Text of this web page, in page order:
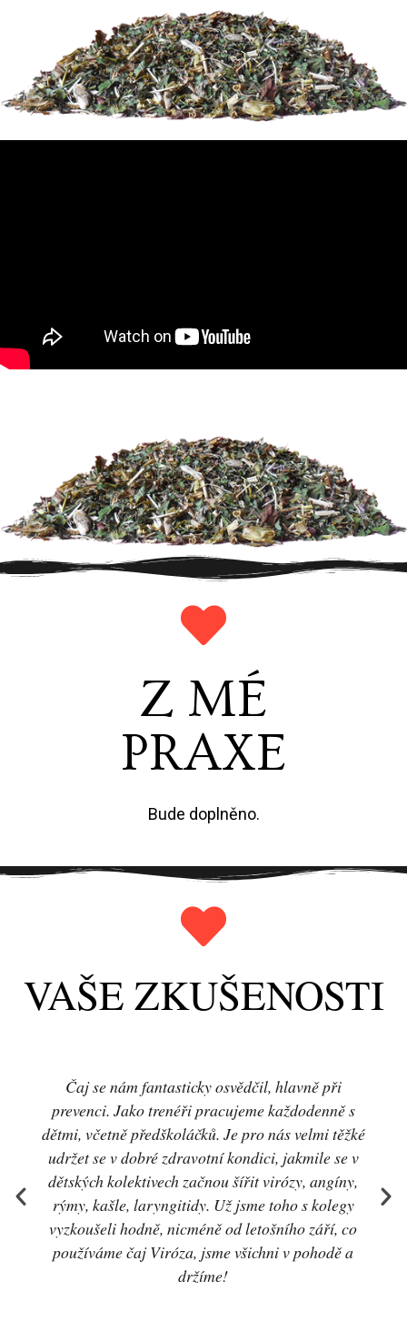
Z MÉ
PRAXE
Bude doplněno.
VAŠE ZKUŠENOSTI
Čaj se nám fantasticky osvědčil, hlavně při
prevenci. Jako trenéři pracujeme každodenně s
dětmi, včetně předškoláčků. Je pro nás velmi těžké
udržet se v dobré zdravotní kondici, jakmile se v
dětských kolektivech začnou šířit virózy, angíny,
rýmy, kašle, laryngitidy. Už jsme toho s kolegy
vyzkoušeli hodně, nicméně od letošního září, co
používáme čaj Viróza, jsme všichni v pohodě a
držíme!